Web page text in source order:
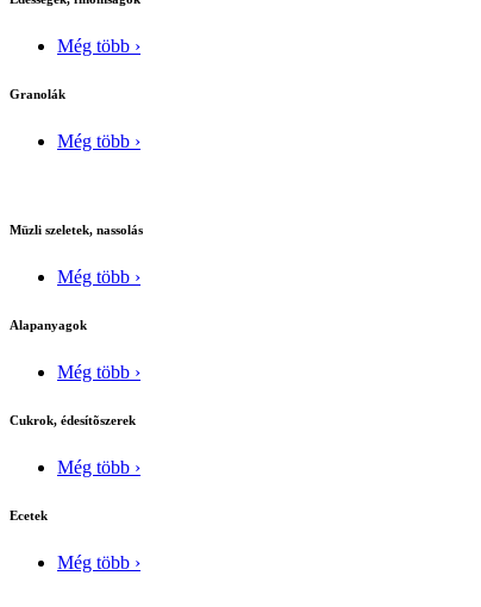
Még több ›
Granolák
Még több ›
Müzli szeletek, nassolás
Még több ›
Alapanyagok
Még több ›
Cukrok, édesítõszerek
Még több ›
Ecetek
Még több ›